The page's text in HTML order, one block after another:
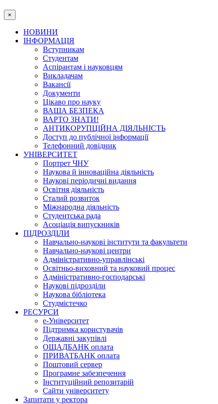
×
НОВИНИ
ІНФОРМАЦІЯ
Вступникам
Студентам
Аспірантам і науковцям
Викладачам
Вакансії
Документи
Цікаво про науку
ВАША БЕЗПЕКА
ВАРТО ЗНАТИ!
АНТИКОРУПЦІЙНА ДІЯЛЬНІСТЬ
Доступ до публічної інформації
Телефонний довідник
УНІВЕРСИТЕТ
Портрет ЧНУ
Наукова й інноваційна діяльність
Наукові періодичні видання
Освітня діяльність
Сталий розвиток
Міжнародна діяльність
Студентська рада
Асоціація випускників
ПІДРОЗДІЛИ
Навчально-наукові інститути та факультети
Навчально-наукові центри
Адміністративно-управлінські
Освітньо-виховний та науковий процес
Адміністративно-господарські
Наукові підрозділи
Наукова бібліотека
Студмістечко
РЕСУРСИ
е-Університет
Підтримка користувачів
Державні закупівлі
ОЩАДБАНК оплата
ПРИВАТБАНК оплата
Поштовий сервер
Програмне забезпечення
Інституційний репозитарій
Сайти університету
Запитати у ректора